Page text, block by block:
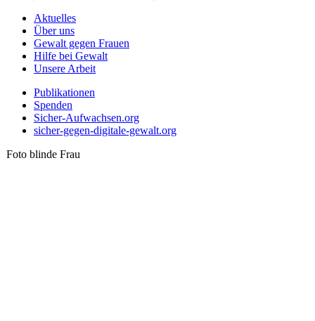
Aktuelles
Über uns
Gewalt gegen Frauen
Hilfe bei Gewalt
Unsere Arbeit
Publikationen
Spenden
Sicher-Aufwachsen.org
sicher-gegen-digitale-gewalt.org